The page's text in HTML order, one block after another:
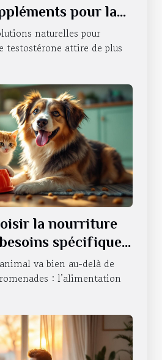
pour la
naturelles pour
testostérone attire de plus
la nourriture
spécifiques
? va bien au-delà de
: l’alimentation